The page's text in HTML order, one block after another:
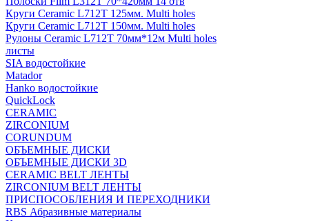
Круги Ceramic L712T 125мм. Multi holes
Круги Ceramic L712T 150мм. Multi holes
Рулоны Ceramic L712T 70мм*12м Multi holes
листы
SIA водостойкие
Matador
Hanko водостойкие
QuickLock
CERAMIC
ZIRCONIUM
СORUNDUM
ОБЪЕМНЫЕ ДИСКИ
ОБЪЕМНЫЕ ДИСКИ 3D
CERAMIC BELT ЛЕНТЫ
ZIRCONIUM BELT ЛЕНТЫ
ПРИСПОСОБЛЕНИЯ И ПЕРЕХОДНИКИ
RBS Абразивные материалы